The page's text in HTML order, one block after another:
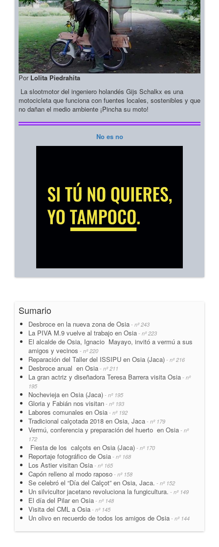
Por Lolita Piedrahita
La slootmotor del ingeniero holandés Gijs Schalkx es una
motocicleta que funciona con fuentes locales, sostenibles y que
no dañan el medio ambiente ¡Pincha su moto!
No es no
Sumario
Desbroce en la nueva zona de Osia - nº 243
La PIVA M.9 vuelve al trabajo en Osia - nº 223
El alcalde de Osia, Ignacio Mayayo, invitó a vermú a sus
amigos y vecinos - nº 220
Reparación del Taller del ISSIPU en Osia (Jaca) - nº 216
Desbroce anual en Osia - nº 211
La gran actriz y diseñadora Teresa Barrera visita Osia - nº
195
Nochevieja en Osia (Jaca) - nº 195
Gloria y Fabián nos visitan - nº 193
Labores comunales en Osia - nº 192
Tradicional calçotada 2018 en Osia, Jaca - nº 179
Vermú, conferencia y preparación del huerto en Osia - nº
172
Fiesta de los calçots en Osia (Jaca) - nº 170
Reportaje fotográfico de Osia - nº 168
Los Astier visitan Osia - nº 165
Capón relleno al modo raposo - nº 158
Se celebró el “Día del Calçot” en Osia, Jaca. - nº 152
Un silvicultor jacetano revoluciona la fungicultura. - nº 149
El día del Pilar en Osia - nº 148
Visita del CML a Osia - nº 145
Un olivo en recuerdo de todos los amigos de Osia - nº 144